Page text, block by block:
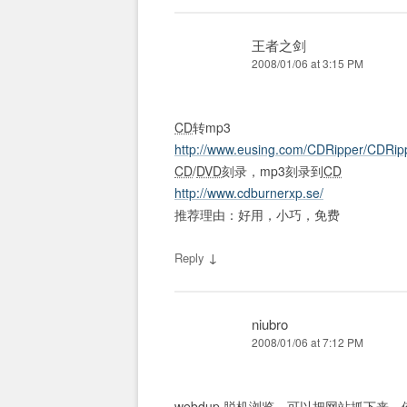
王者之剑
2008/01/06 at 3:15 PM
CD转mp3
http://www.eusing.com/CDRipper/
CD/DVD刻录，mp3刻录到CD
http://www.cdburnerxp.se/
推荐理由：好用，小巧，免费
Reply ↓
niubro
2008/01/06 at 7:12 PM